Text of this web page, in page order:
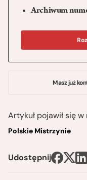
Archiwum
Masz już
Artykuł pojawił się w
Polskie Mistrzynie
Udostępnij